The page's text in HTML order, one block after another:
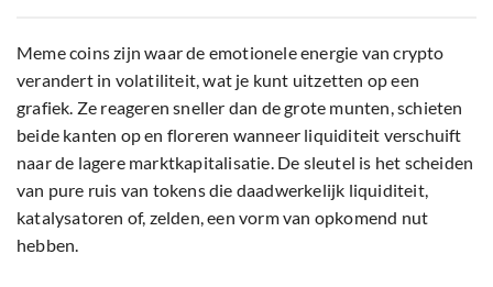
Meme coins zijn waar de emotionele energie van crypto
verandert in volatiliteit, wat je kunt uitzetten op een
grafiek. Ze reageren sneller dan de grote munten, schieten
beide kanten op en floreren wanneer liquiditeit verschuift
naar de lagere marktkapitalisatie. De sleutel is het scheiden
van pure ruis van tokens die daadwerkelijk liquiditeit,
katalysatoren of, zelden, een vorm van opkomend nut
hebben.